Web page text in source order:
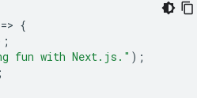
=> {
fun with Next.js." );